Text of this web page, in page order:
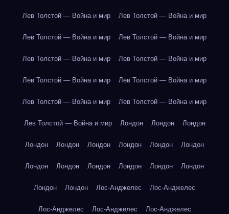
Лев Толстой — Война и мир Лев Толстой — Война и мир
Лев Толстой — Война и мир Лев Толстой — Война и мир
Лев Толстой — Война и мир Лев Толстой — Война и мир
Лев Толстой — Война и мир Лев Толстой — Война и мир
Лев Толстой — Война и мир Лев Толстой — Война и мир
Лев Толстой — Война и мир Лондон Лондон Лондон
Лондон Лондон Лондон Лондон Лондон Лондон
Лондон Лондон Лондон Лондон Лондон Лондон
Лондон Лондон Лос-Анджелес Лос-Анджелес
Лос-Анджелес Лос-Анджелес Лос-Анджелес